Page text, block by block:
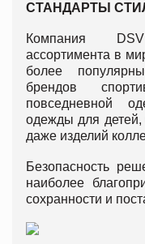
СТАНДАРТЫ
Компания
ассортимента в
более
брендов
повседневной
одежды для
даже изделий
Безопасность
наиболее
сохранности и